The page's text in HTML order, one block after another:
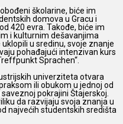
školarine, biće im
domova u Gracu i
420 evra. Takođe, biće im
i kulturnim dešavanjima
u sredinu, svoje znanje
pohađajući intenzivan kurs
Sprachen“.
univerziteta otvara
ili obukom u jednoj od
pokrajini Štajerskoj.
da razvijaju svoja znanja u
najvećih studentskih središta